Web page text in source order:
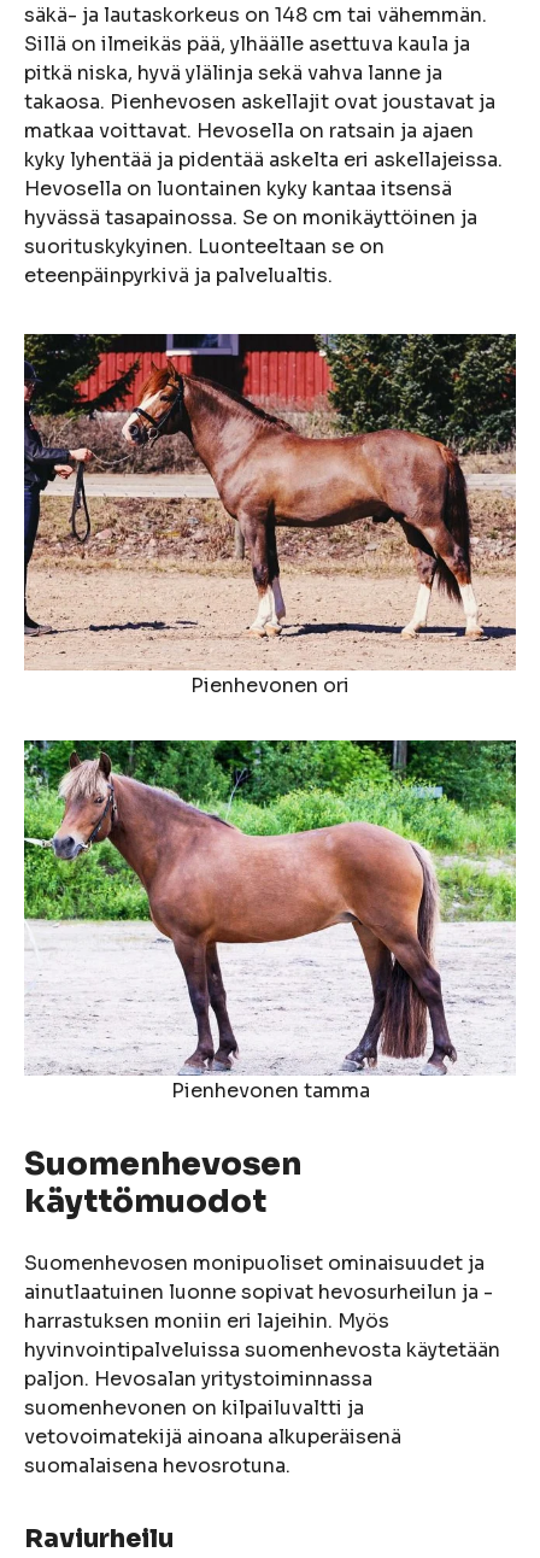
säkä- ja lautaskorkeus on 148 cm tai vähemmän.
Sillä on ilmeikäs pää, ylhäälle asettuva kaula ja
pitkä niska, hyvä ylälinja sekä vahva lanne ja
takaosa. Pienhevosen askellajit ovat joustavat ja
matkaa voittavat. Hevosella on ratsain ja ajaen
kyky lyhentää ja pidentää askelta eri askellajeissa.
Hevosella on luontainen kyky kantaa itsensä
hyvässä tasapainossa. Se on monikäyttöinen ja
suorituskykyinen. Luonteeltaan se on
eteenpäinpyrkivä ja palvelualtis.
Pienhevonen ori
Pienhevonen tamma
Suomenhevosen
käyttömuodot
Suomenhevosen monipuoliset ominaisuudet ja
ainutlaatuinen luonne sopivat hevosurheilun ja -
harrastuksen moniin eri lajeihin. Myös
hyvinvointipalveluissa suomenhevosta käytetään
paljon. Hevosalan yritystoiminnassa
suomenhevonen on kilpailuvaltti ja
vetovoimatekijä ainoana alkuperäisenä
suomalaisena hevosrotuna.
Raviurheilu